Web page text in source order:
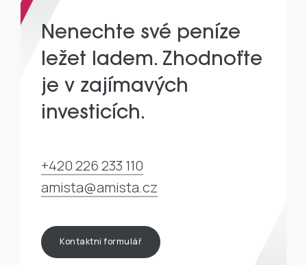
Nenechte své peníze
ležet ladem. Zhodnoťte
je v zajímavých
investicích.
+420 226 233 110
amista@amista.cz
Kontaktní formulář